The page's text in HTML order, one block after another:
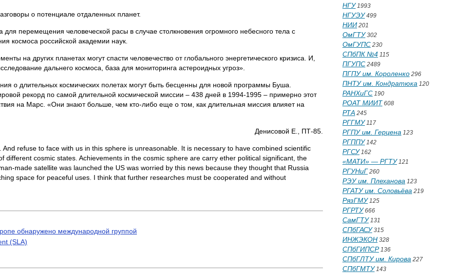
о потенциале отдаленных планет.
перемещения человеческой расы в случае столкновения огромного небесного тела с
космоса российской академии наук.
на других планетах могут спасти человечество от глобального энергетического кризиса. И,
дальнего космоса, база для мониторинга астероидных угроз».
о длительных космических полетах могут быть бесценны для новой программы Буша.
рекорд по самой длительной космической миссии – 438 дней в 1994-1995 – примерно этот
на Марс. «Они знают больше, чем кто-либо еще о том, как длительная миссия влияет на
Денисовой Е., ПТ-85.
refuse to face with us in this sphere is unreasonable. It is necessary to have combined scientific
different cosmic states. Achievements in the cosmic sphere are carry ether political significant, the
made satellite was launched the US was worried by this news because they thought that Russia
space for peaceful uses. I think that further researches must be cooperated and without
обнаружено международной группой
(SLA)
НГУ1993
НГУЭУ499
НИИ 201
ОмГТУ302
ОмГУПС 230
СПбПК №4 115
ПГУПС 2489
ПГПУ им. Короленко 296
ПНТУ им. Кондратюка 120
РАНХиГС 190
РОАТ МИИТ 608
РТА 245
РГГМУ117
РГПУ им. Герцена 123
РГППУ142
РГСУ162
«МАТИ» — РГТУ121
РГУНиГ 260
РЭУ им. Плеханова 123
РГАТУ им. Соловьёва 219
РязГМУ125
РГРТУ666
СамГТУ131
СПбГАСУ315
ИНЖЭКОН 328
СПбГИПСР136
СПбГЛТУ им. Кирова 227
СПбГМТУ143